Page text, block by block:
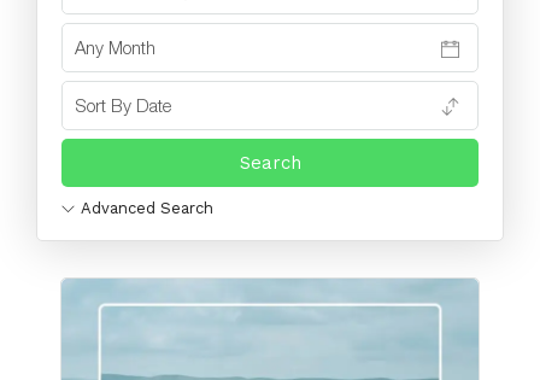
Advanced Search